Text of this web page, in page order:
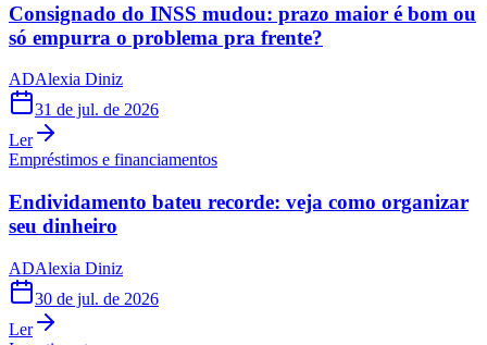
Consignado do INSS mudou: prazo maior é bom ou
só empurra o problema pra frente?
ADAlexia Diniz
31 de jul. de 2026
Ler
Empréstimos e financiamentos
Endividamento bateu recorde: veja como organizar
seu dinheiro
ADAlexia Diniz
30 de jul. de 2026
Ler